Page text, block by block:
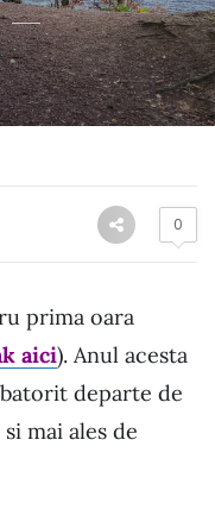
0
prima oara
aici). Anul acesta
departe de
mai ales de